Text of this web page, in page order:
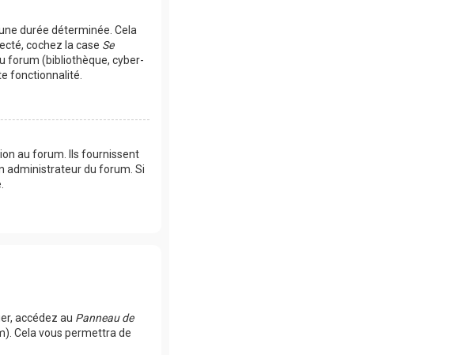
durée déterminée. Cela
cochez la case Se
forum (bibliothèque, cyber-
fonctionnalité.
au forum. Ils fournissent
administrateur du forum. Si
accédez au Panneau de
Cela vous permettra de